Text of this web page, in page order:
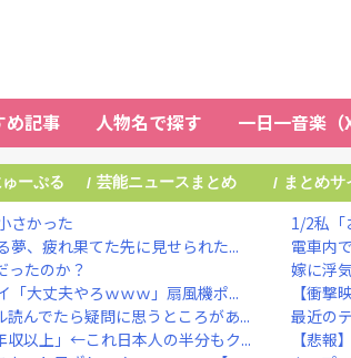
め記事 人物名で探す 一日一音楽（X
ゅーぷる / 芸能ニュースまとめ / まとめサ
さかった
夢、疲れ果てた先に見せられた...
ったのか？
「大丈夫やろｗｗｗ」扇風機ポ...
んでたら疑問に思うところがあ...
収以上」←これ日本人の半分もク...
1/2私「
電車内
嫁に浮
【衝
最近の
【悲報